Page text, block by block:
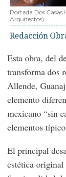
Portada Dos Casas
Arquitectos)
Redacción
Esta obra, del
transforma dos
Allende,
elemento
mexicano “sin
elementos
El principal
estética